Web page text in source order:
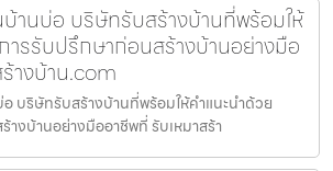
บ้านบ่อ บริษัทรับสร้างบ้านที่พร้อมให้
ารรับปรึกษาก่อนสร้างบ้านอย่างมือ
างบ้าน.com
บริษัทรับสร้างบ้านที่พร้อมให้คำแนะนำด้วย
งบ้านอย่างมืออาชีพที่ รับเหมาสร้า